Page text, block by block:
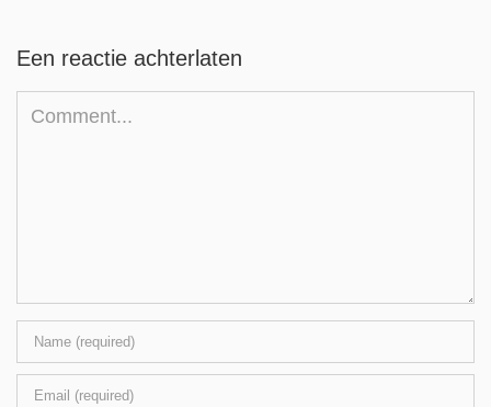
Een reactie achterlaten